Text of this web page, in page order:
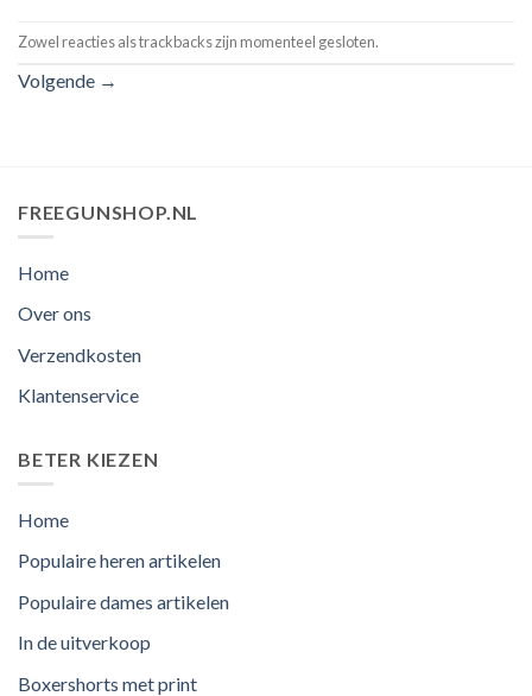
Zowel reacties als trackbacks zijn momenteel gesloten.
Volgende →
FREEGUNSHOP.NL
Home
Over ons
Verzendkosten
Klantenservice
BETER KIEZEN
Home
Populaire heren artikelen
Populaire dames artikelen
In de uitverkoop
Boxershorts met print